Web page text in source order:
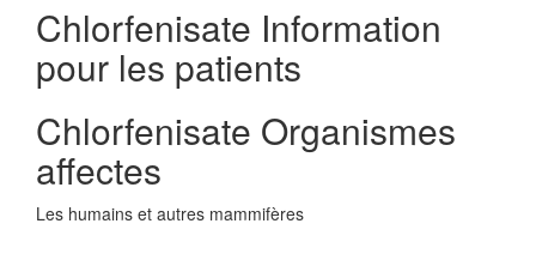
Chlorfenisate Information
pour les patients
Chlorfenisate Organismes
affectes
Les humains et autres mammifères